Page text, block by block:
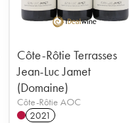
Côte-Rôtie Terrasses
Jean-Luc Jamet
(Domaine)
Côte-Rôtie AOC
2021